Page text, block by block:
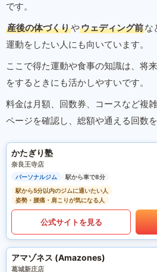
です。
産後の体づくりやウェディング前な
運動をしたい人にも向いています。
ここで得た運動や食事の知識は、将
をするときにも活かしやすいです。
料金は月額、回数券、コースなど複
ページを確認し、総額や通える回数
かたぎり塾
奈良王寺店
パーソナルジム
駅から車で8分
駅から5分以内のジムに通いたい人
姿勢・腰痛・肩こりが気になる人
公式サイトを見る
アマゾネス (Amazones)
葛城新庄店